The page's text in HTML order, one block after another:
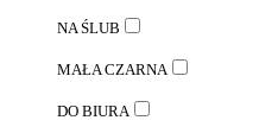
NA ŚLUB
MAŁA CZARNA
DO BIURA